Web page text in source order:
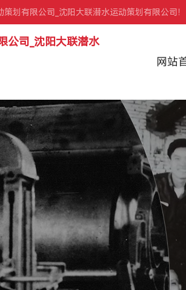
划有限公司_沈阳大联潜水运动策划有限公司！
公司_沈阳大联潜水
网站